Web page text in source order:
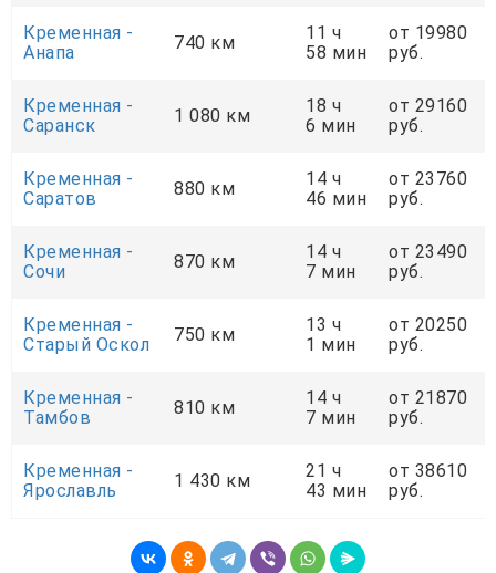
Кременная -
Анапа
740 км
11 ч
58 мин
от 19980
руб.
Кременная -
Саранск
1 080 км
18 ч
6 мин
от 29160
руб.
Кременная -
Саратов
880 км
14 ч
46 мин
от 23760
руб.
Кременная -
Сочи
870 км
14 ч
7 мин
от 23490
руб.
Кременная -
Старый Оскол
750 км
13 ч
1 мин
от 20250
руб.
Кременная -
Тамбов
810 км
14 ч
7 мин
от 21870
руб.
Кременная -
Ярославль
1 430 км
21 ч
43 мин
от 38610
руб.